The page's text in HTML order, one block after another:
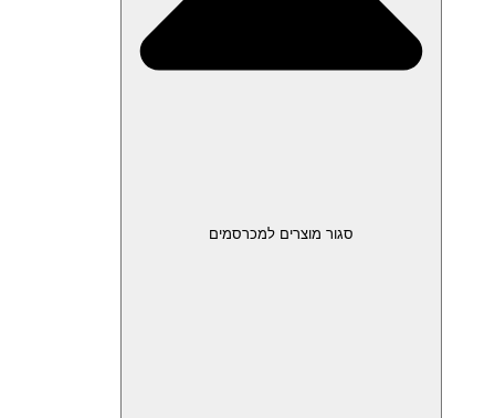
סגור מוצרים למכרסמים